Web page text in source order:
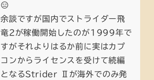
😑
余談ですが国内でストライダー飛
竜2が稼働開始したのが1999年で
すがそれよりはるか前に実はカプ
コンからライセンスを受けて続編
となるStrider Ⅱが海外でのみ発